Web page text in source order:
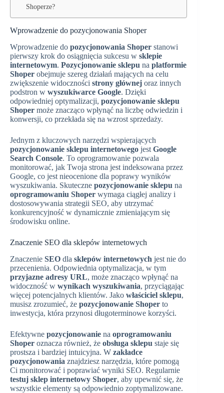
Shoperze?
Wprowadzenie do pozycjonowania Shoper
Wprowadzenie do pozycjonowania Shoper stanowi
pierwszy krok do osiągnięcia sukcesu w sklepie
internetowym. Pozycjonowanie sklepu na platformie
Shoper obejmuje szereg działań mających na celu
zwiększenie widoczności strony głównej oraz innych
podstron w wyszukiwarce Google. Dzięki
odpowiedniej optymalizacji, pozycjonowanie sklepu
Shoper może znacząco wpłynąć na liczbę odwiedzin i
konwersji, co przekłada się na wzrost sprzedaży.
Jednym z kluczowych narzędzi wspierających
pozycjonowanie sklepu internetowego jest Google
Search Console. To oprogramowanie pozwala
monitorować, jak Twoja strona jest indeksowana przez
Google, co jest nieocenione dla poprawy wyników
wyszukiwania. Skuteczne pozycjonowanie sklepu na
oprogramowaniu Shoper wymaga ciągłej analizy i
dostosowywania strategii SEO, aby utrzymać
konkurencyjność w dynamicznie zmieniającym się
środowisku online.
Znaczenie SEO dla sklepów internetowych
Znaczenie SEO dla sklepów internetowych jest nie do
przecenienia. Odpowiednia optymalizacja, w tym
przyjazne adresy URL, może znacząco wpłynąć na
widoczność w wynikach wyszukiwania, przyciągając
więcej potencjalnych klientów. Jako właściciel sklepu,
musisz zrozumieć, że pozycjonowanie Shoper to
inwestycja, która przynosi długoterminowe korzyści.
Efektywne pozycjonowanie na oprogramowaniu
Shoper oznacza również, że obsługa sklepu staje się
prostsza i bardziej intuicyjna. W zakładce
pozycjonowania znajdziesz narzędzia, które pomogą
Ci monitorować i poprawiać wyniki SEO. Regularnie
testuj sklep internetowy Shoper, aby upewnić się, że
wszystkie elementy są odpowiednio zoptymalizowane.